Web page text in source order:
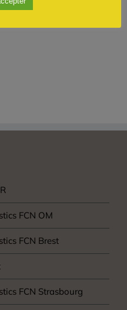
FCN OM
FCN Brest
FCN Strasbourg